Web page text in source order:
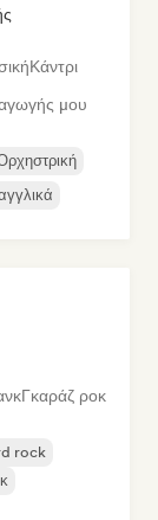
Κάντρι
μου
Γκαράζ ροκ
rock